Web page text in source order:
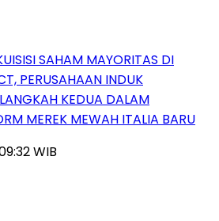
SAHAM MAYORITAS DI
PERUSAHAAN INDUK
KEDUA DALAM
MEREK MEWAH ITALIA BARU
WIB